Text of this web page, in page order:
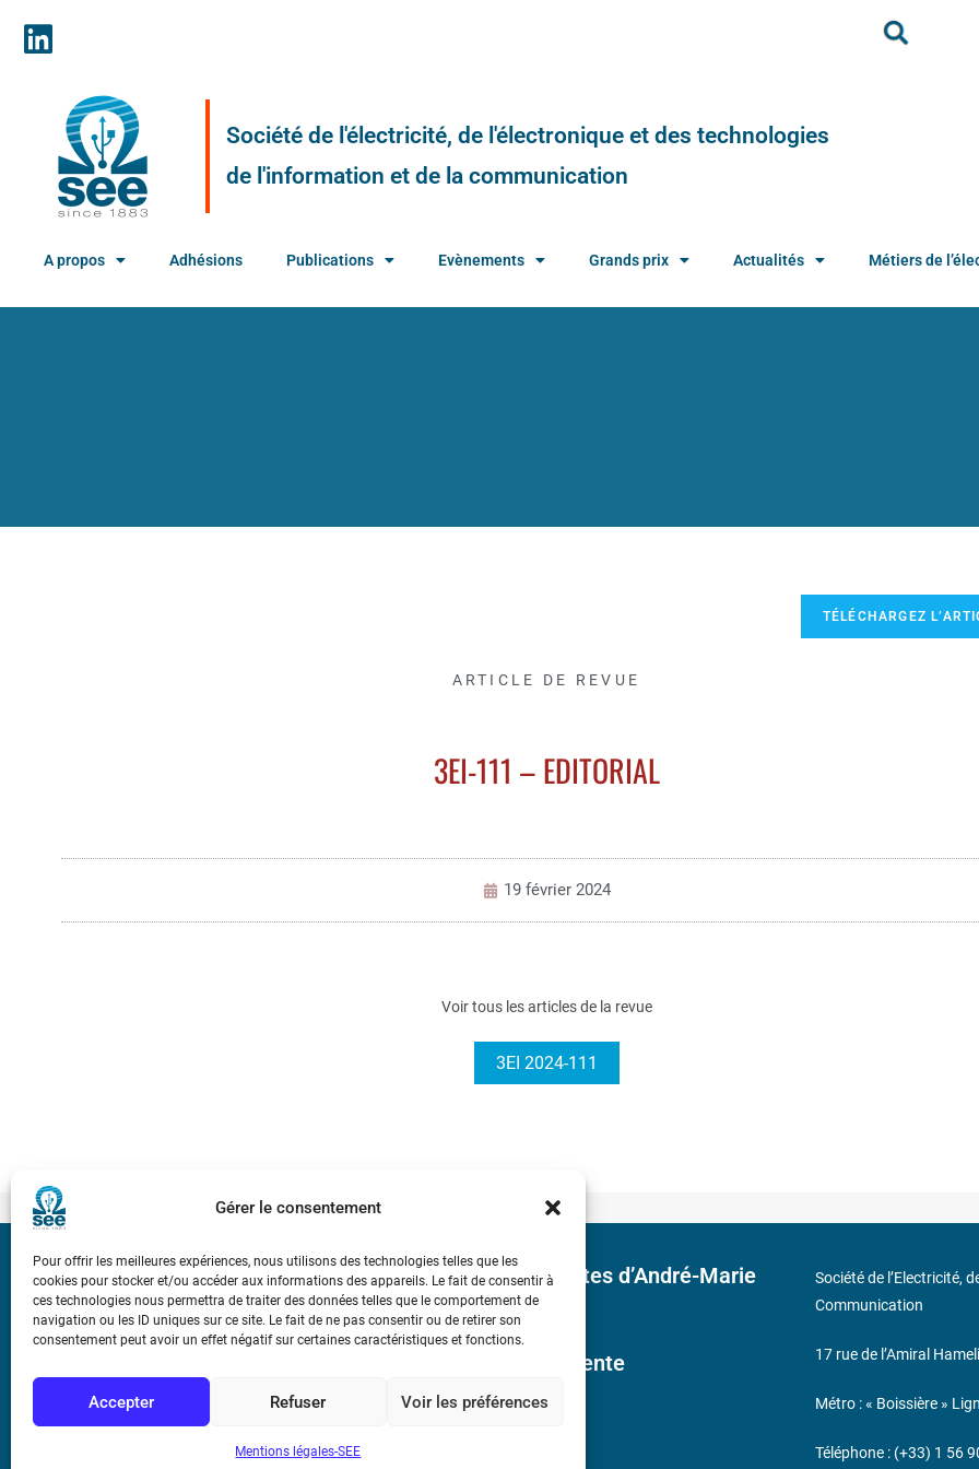
Gérer le consentement
Pour offrir les meilleures expériences, nous utilisons des technologies telles que les
cookies pour stocker et/ou accéder aux informations des appareils. Le fait de consentir à
ces technologies nous permettra de traiter des données telles que le comportement de
navigation ou les ID uniques sur ce site. Le fait de ne pas consentir ou de retirer son
consentement peut avoir un effet négatif sur certaines caractéristiques et fonctions.
Accepter Refuser Voir les préférences
Mentions légales-SEE
Société de l'électricité, de l'électronique et des technologies
de l'information et de la communication
A propos Adhésions Publications Evènements Grands prix Actualités Métiers de
TÉLÉCHARGEZ
ARTICLE DE REVUE
3EI-111 – EDITORIAL
19 février 2024
Voir tous les articles de la revue
3EI 2024-111
Bicentenaire des découvertes d’André-Marie
Ampère
Conditions Générales de Vente
Société de l’Electricité,
Communication
17 rue de l’Amiral
Métro : « Boissière »
Téléphone : (+33) 1 56